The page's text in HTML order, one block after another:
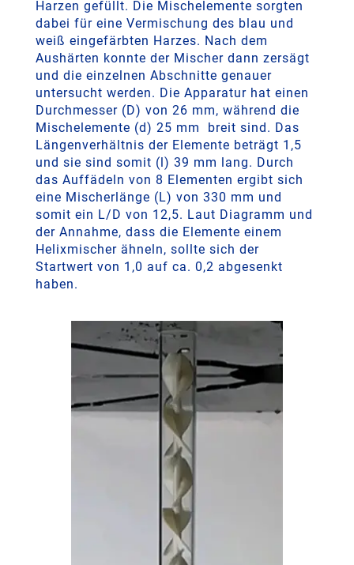
Harzen gefüllt. Die Mischelemente sorgten
dabei für eine Vermischung des blau und
weiß eingefärbten Harzes. Nach dem
Aushärten konnte der Mischer dann zersägt
und die einzelnen Abschnitte genauer
untersucht werden. Die Apparatur hat einen
Durchmesser (D) von 26 mm, während die
Mischelemente (d) 25 mm breit sind. Das
Längenverhältnis der Elemente beträgt 1,5
und sie sind somit (l) 39 mm lang. Durch
das Auffädeln von 8 Elementen ergibt sich
eine Mischerlänge (L) von 330 mm und
somit ein L/D von 12,5. Laut Diagramm und
der Annahme, dass die Elemente einem
Helixmischer ähneln, sollte sich der
Startwert von 1,0 auf ca. 0,2 abgesenkt
haben.